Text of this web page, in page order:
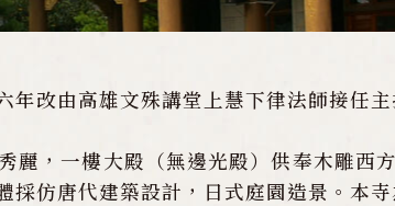
改由高雄文殊講堂上慧下律法師接任主
，一樓大殿（無邊光殿）供奉木雕西
仿唐代建築設計，日式庭園造景。本